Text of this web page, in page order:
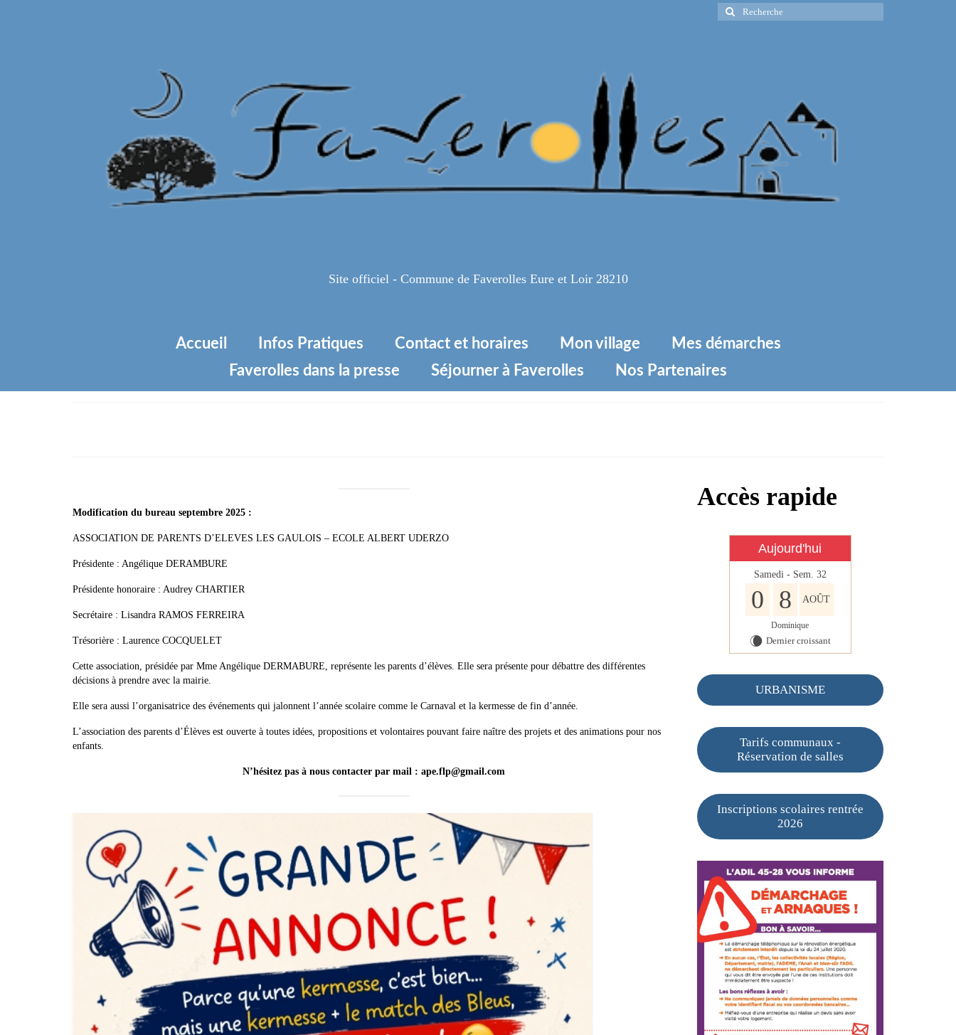
Rechercher
:
Site officiel - Commune de Faverolles Eure et Loir 28210
Accueil Infos Pratiques Contact et horaires Mon village
Mes démarches
Faverolles dans la presse
Séjourner à Faverolles Nos Partenaires
Modification du bureau septembre 2025 :
ASSOCIATION DE PARENTS D’ELEVES LES GAULOIS – ECOLE ALBERT UDERZO
Présidente : Angélique DERAMBURE
Présidente honoraire : Audrey CHARTIER
Secrétaire : Lisandra RAMOS FERREIRA
Trésorière : Laurence COCQUELET
Cette association, présidée par Mme Angélique DERMABURE, représente les parents d’élèves. Elle sera présente pour débattre des différentes
décisions à prendre avec la mairie.
Elle sera aussi l’organisatrice des événements qui jalonnent l’année scolaire comme le Carnaval et la kermesse de fin d’année.
L’association des parents d’Élèves est ouverte à toutes idées, propositions et volontaires pouvant faire naître des projets et des animations pour nos
enfants.
N’hésitez pas à nous contacter par mail : ape.flp@gmail.com
Accès rapide
Aujourd'hui
Samedi - Sem. 32
0 8 AOÛT
Dominique
W Dernier croissant
URBANISME
Tarifs communaux -
Réservation de salles
Inscriptions scolaires rentrée
2026